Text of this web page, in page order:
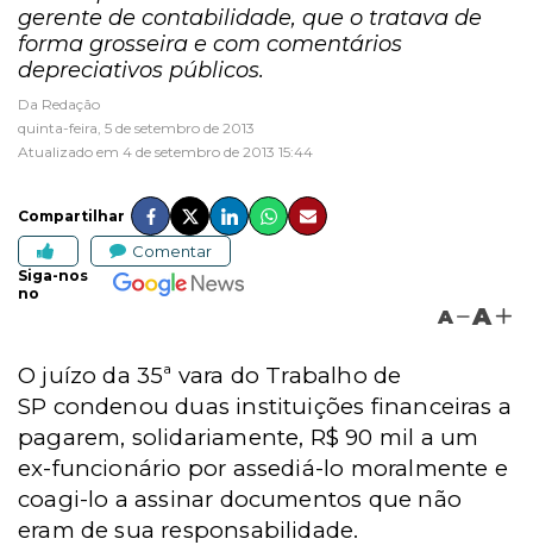
gerente de contabilidade, que o tratava de
forma grosseira e com comentários
depreciativos públicos.
Da Redação
quinta-feira, 5 de setembro de 2013
Atualizado em 4 de setembro de 2013 15:44
Compartilhar
Comentar
Siga-nos
no
A A
O juízo da 35ª vara do Trabalho de
SP condenou duas instituições financeiras a
pagarem, solidariamente, R$ 90 mil a um
ex-funcionário por assediá-lo moralmente e
coagi-lo a assinar documentos que não
eram de sua responsabilidade.